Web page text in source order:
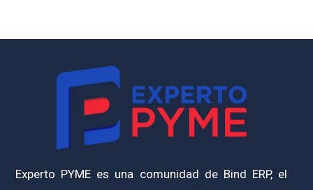
Experto PYME es una comunidad de Bind ERP, el